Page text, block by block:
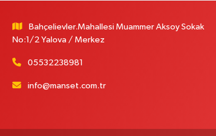
Bahçelievler.Mahallesi Muammer Aksoy Sokak
No:1/2 Yalova / Merkez
05532238981
info@manset.com.tr